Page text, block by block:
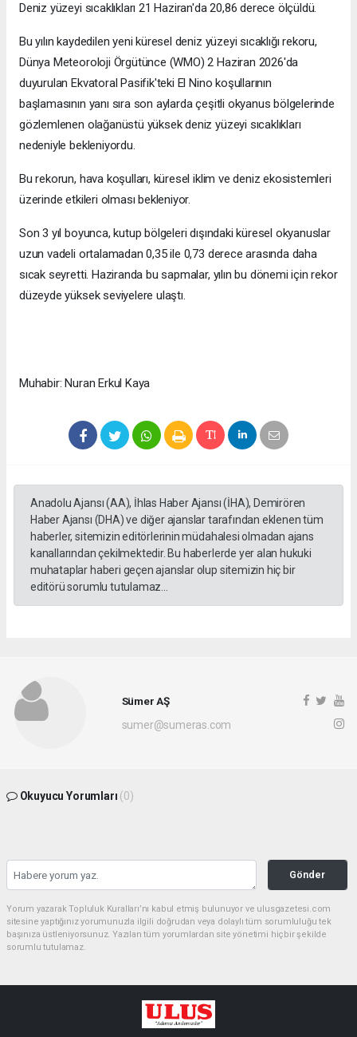
Deniz yüzeyi sıcaklıkları 21 Haziran'da 20,86 derece ölçüldü.
Bu yılın kaydedilen yeni küresel deniz yüzeyi sıcaklığı rekoru,
Dünya Meteoroloji Örgütünce (WMO) 2 Haziran 2026'da
duyurulan Ekvatoral Pasifik'teki El Nino koşullarının
başlamasının yanı sıra son aylarda çeşitli okyanus bölgelerinde
gözlemlenen olağanüstü yüksek deniz yüzeyi sıcaklıkları
nedeniyle bekleniyordu.
Bu rekorun, hava koşulları, küresel iklim ve deniz ekosistemleri
üzerinde etkileri olması bekleniyor.
Son 3 yıl boyunca, kutup bölgeleri dışındaki küresel okyanuslar
uzun vadeli ortalamadan 0,35 ile 0,73 derece arasında daha
sıcak seyretti. Haziranda bu sapmalar, yılın bu dönemi için rekor
düzeyde yüksek seviyelere ulaştı.
Muhabir: Nuran Erkul Kaya
Anadolu Ajansı (AA), İhlas Haber Ajansı (İHA), Demirören
Haber Ajansı (DHA) ve diğer ajanslar tarafından eklenen tüm
haberler, sitemizin editörlerinin müdahalesi olmadan ajans
kanallarından çekilmektedir. Bu haberlerde yer alan hukuki
muhataplar haberi geçen ajanslar olup sitemizin hiç bir
editörü sorumlu tutulamaz...
Sümer AŞ
sumer@sumeras.com
Okuyucu Yorumları (0)
Gönder
Yorum yazarak Topluluk Kuralları’nı kabul etmiş bulunuyor ve ulusgazetesi.com
sitesine yaptığınız yorumunuzla ilgili doğrudan veya dolaylı tüm sorumluluğu tek
başınıza üstleniyorsunuz. Yazılan tüm yorumlardan site yönetimi hiçbir şekilde
sorumlu tutulamaz.